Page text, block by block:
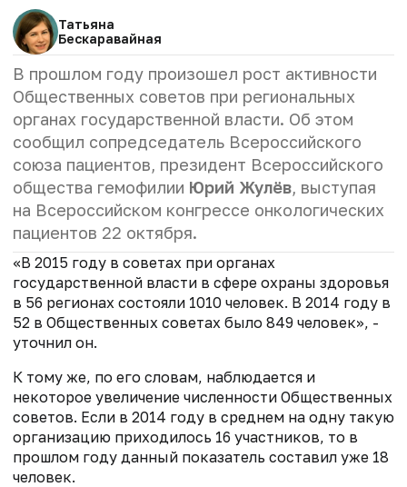
Татьяна
Бескаравайная
В прошлом году произошел рост активности
Общественных советов при региональных
органах государственной власти. Об этом
сообщил сопредседатель Всероссийского
союза пациентов, президент Всероссийского
общества гемофилии Юрий Жулёв, выступая
на Всероссийском конгрессе онкологических
пациентов 22 октября.
«В 2015 году в советах при органах
государственной власти в сфере охраны здоровья
в 56 регионах состояли 1010 человек. В 2014 году в
52 в Общественных советах было 849 человек», -
уточнил он.
К тому же, по его словам, наблюдается и
некоторое увеличение численности Общественных
советов. Если в 2014 году в среднем на одну такую
организацию приходилось 16 участников, то в
прошлом году данный показатель составил уже 18
человек.